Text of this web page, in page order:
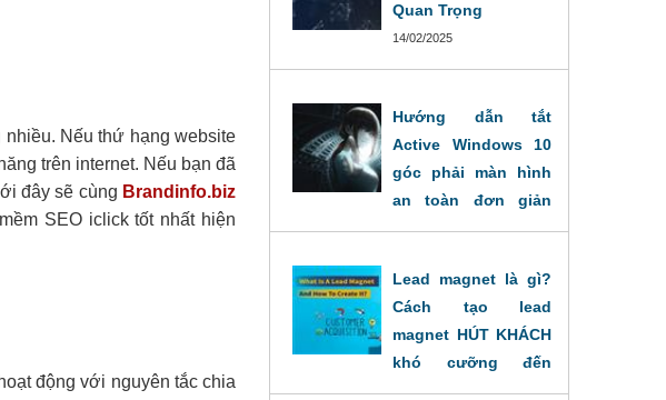
Nếu thứ hạng website
trên internet. Nếu bạn đã
đây sẽ cùng Brandinfo.biz
SEO iclick tốt nhất hiện
động với nguyên tắc chia
Quan Trọng
14/02/2025
Hướng dẫn tắt
Active Windows 10
góc phải màn hình
an toàn đơn giản
nhất
Lead magnet là gì?
Cách tạo lead
magnet HÚT KHÁCH
khó cưỡng đến
khách hàng.